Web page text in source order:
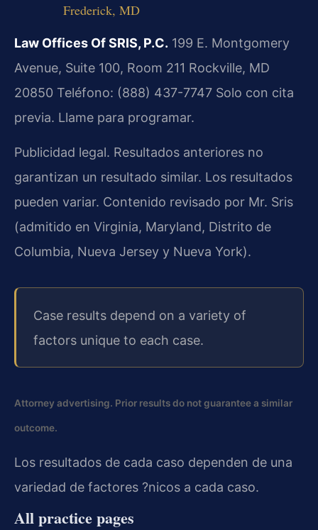
Frederick, MD
Law Offices Of SRIS, P.C. 199 E. Montgomery
Avenue, Suite 100, Room 211 Rockville, MD
20850 Teléfono: (888) 437-7747 Solo con cita
previa. Llame para programar.
Publicidad legal. Resultados anteriores no
garantizan un resultado similar. Los resultados
pueden variar. Contenido revisado por Mr. Sris
(admitido en Virginia, Maryland, Distrito de
Columbia, Nueva Jersey y Nueva York).
Case results depend on a variety of
factors unique to each case.
Attorney advertising. Prior results do not guarantee a similar
outcome.
Los resultados de cada caso dependen de una
variedad de factores ?nicos a cada caso.
All practice pages